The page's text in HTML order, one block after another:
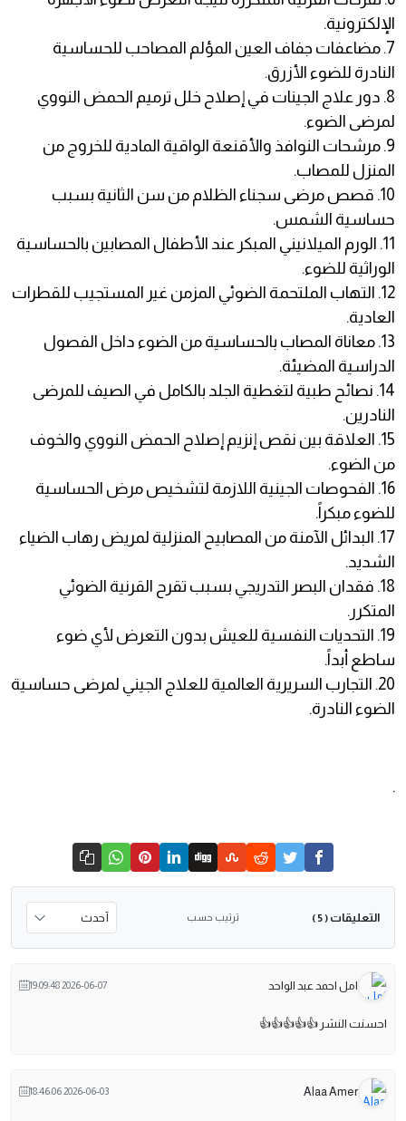
الإلكترونية.
7. مضاعفات جفاف العين المؤلم المصاحب للحساسية
النادرة للضوء الأزرق.
8. دور علاج الجينات في إصلاح خلل ترميم الحمض النووي
لمرضى الضوء.
9. مرشحات النوافذ والأقنعة الواقية المادية للخروج من
المنزل للمصاب.
10. قصص مرضى سجناء الظلام من سن الثانية بسبب
حساسية الشمس.
11. الورم الميلانيني المبكر عند الأطفال المصابين بالحساسية
الوراثية للضوء.
12. التهاب الملتحمة الضوئي المزمن غير المستجيب للقطرات
العادية.
13. معاناة المصاب بالحساسية من الضوء داخل الفصول
الدراسية المضيئة.
14. نصائح طبية لتغطية الجلد بالكامل في الصيف للمرضى
النادرين.
15. العلاقة بين نقص إنزيم إصلاح الحمض النووي والخوف
من الضوء.
16. الفحوصات الجينية اللازمة لتشخيص مرض الحساسية
للضوء مبكراً.
17. البدائل الآمنة من المصابيح المنزلية لمريض رهاب الضياء
الشديد.
18. فقدان البصر التدريجي بسبب تقرح القرنية الضوئي
المتكرر.
19. التحديات النفسية للعيش بدون التعرض لأي ضوء
ساطع أبداً.
20. التجارب السريرية العالمية للعلاج الجيني لمرضى حساسية
الضوء النادرة.
.
التعليقات ( 5 ) ترتيب حسب
امل احمد عبد الواحد 2026-06-07 19:09:48
احسنت النشر 👍👍👍👍👍
Alaa Amer
2026-06-03 18:46:06